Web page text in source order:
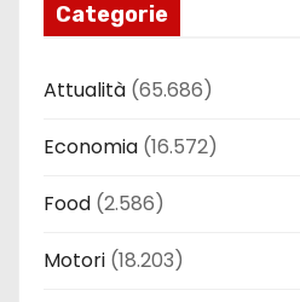
Categorie
Attualità (65.686)
Economia (16.572)
Food (2.586)
Motori (18.203)